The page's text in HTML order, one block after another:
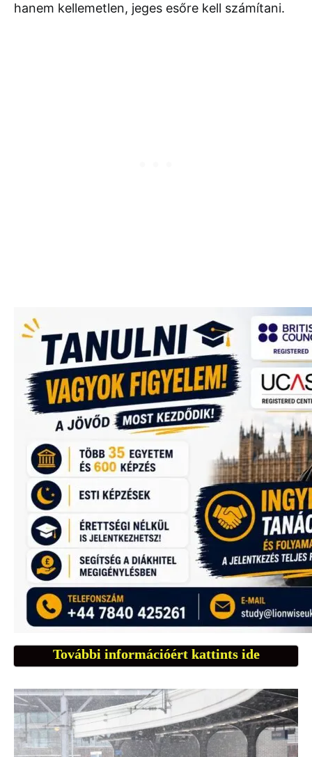
hanem kellemetlen, jeges esőre kell számítani.
További információért kattints ide